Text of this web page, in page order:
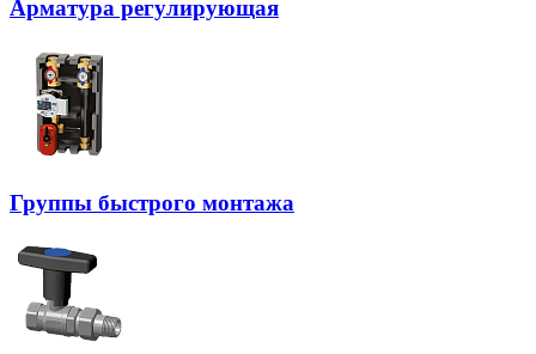
Арматура регулирующая
Группы быстрого монтажа